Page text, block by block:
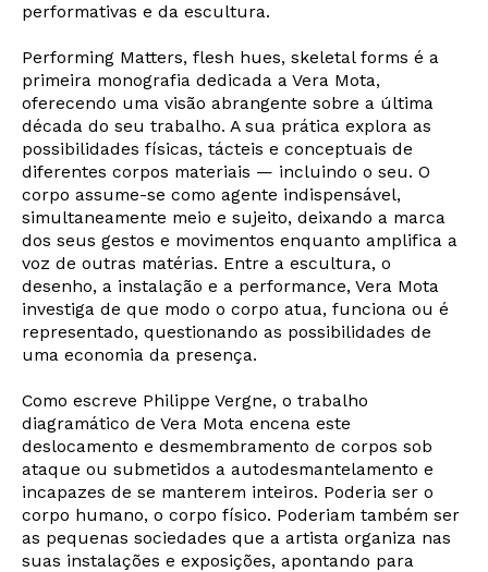
performativas e da escultura.
Performing Matters, flesh hues, skeletal forms é a
primeira monografia dedicada a Vera Mota,
oferecendo uma visão abrangente sobre a última
década do seu trabalho. A sua prática explora as
possibilidades físicas, tácteis e conceptuais de
diferentes corpos materiais — incluindo o seu. O
corpo assume-se como agente indispensável,
simultaneamente meio e sujeito, deixando a marca
dos seus gestos e movimentos enquanto amplifica a
voz de outras matérias. Entre a escultura, o
desenho, a instalação e a performance, Vera Mota
investiga de que modo o corpo atua, funciona ou é
representado, questionando as possibilidades de
uma economia da presença.
Como escreve Philippe Vergne, o trabalho
diagramático de Vera Mota encena este
deslocamento e desmembramento de corpos sob
ataque ou submetidos a autodesmantelamento e
incapazes de se manterem inteiros. Poderia ser o
corpo humano, o corpo físico. Poderiam também ser
as pequenas sociedades que a artista organiza nas
suas instalações e exposições, apontando para
Newsletter